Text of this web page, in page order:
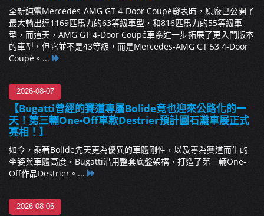
全新純電Mercedes-AMG GT 4-Door Coupé發表時，原廠已公開了
最大輸出達1169匹馬力的63等級車型，和816匹馬力的55等級車
型，而這天，AMG GT 4-Door Coupé車系進一步拓展了更入門版本
的車型，但它並不是43等級，而是Mercedes-AMG GT 53 4-Door
Coupé。...
2026-08-07
【Bugatti曾經的賽道專屬Bolide竟也迎來公路化的一
天！第三輛One-Off車款Destrier預計圓石灘車展正式
亮相！】
如今，乘著Bolide先天更為優異的車體剛性，以及專為賽道而生的
坐姿與車體高度，Bugatti沿用整套底盤架構，打造了第三輛One-
Off作品Destrier。...
2026-08-06